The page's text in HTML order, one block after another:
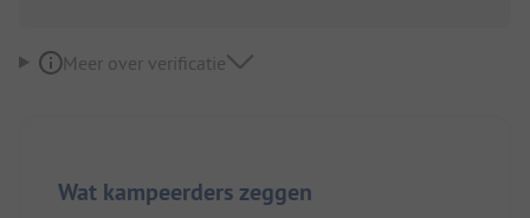
Meer over verificatie
Wat kampeerders zeggen